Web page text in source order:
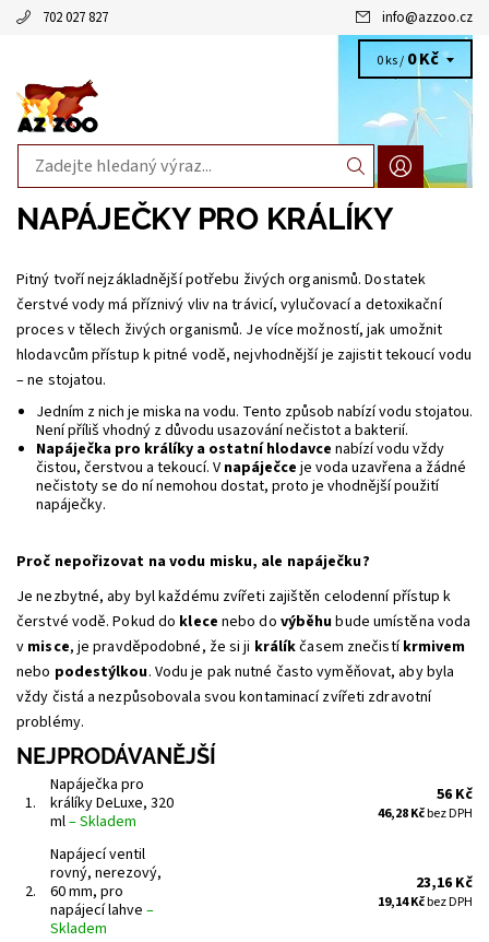
702 027 827 info@azzoo.cz
0 ks / 0 Kč
NAPÁJEČKY PRO KRÁLÍKY
Pitný tvoří nejzákladnější potřebu živých organismů. Dostatek
čerstvé vody má příznivý vliv na trávicí, vylučovací a detoxikační
proces v tělech živých organismů. Je více možností, jak umožnit
hlodavcům přístup k pitné vodě, nejvhodnější je zajistit tekoucí vodu
– ne stojatou.
Jedním z nich je miska na vodu. Tento způsob nabízí vodu stojatou.
Není příliš vhodný z důvodu usazování nečistot a bakterií.
Napáječka pro králíky a ostatní hlodavce nabízí vodu vždy
čistou, čerstvou a tekoucí. V napáječce je voda uzavřena a žádné
nečistoty se do ní nemohou dostat, proto je vhodnější použití
napáječky.
Proč nepořizovat na vodu misku, ale napáječku?
Je nezbytné, aby byl každému zvířeti zajištěn celodenní přístup k
čerstvé vodě. Pokud do klece nebo do výběhubude umístěna voda
v misce, je pravděpodobné, že si ji králíkčasem znečistíkrmivem
nebo podestýlkou. Vodu je pak nutné často vyměňovat, aby byla
vždy čistá a nezpůsobovala svou kontaminací zvířeti zdravotní
problémy.
NEJPRODÁVANĚJŠÍ
1.
Napáječka pro
králíky DeLuxe, 320
ml–Skladem
56 Kč
46,28 Kčbez DPH
2.
Napájecí ventil
rovný, nerezový,
60 mm, pro
napájecí lahve –
Skladem
23,16 Kč
19,14 Kčbez DPH